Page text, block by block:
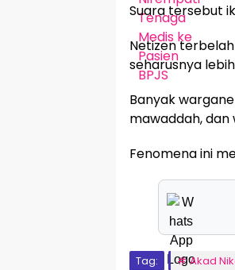
Suara tersebut
Netizen
seharusnya
Banyak
mawaddah, dan
Fenomena ini
Tag: Akad